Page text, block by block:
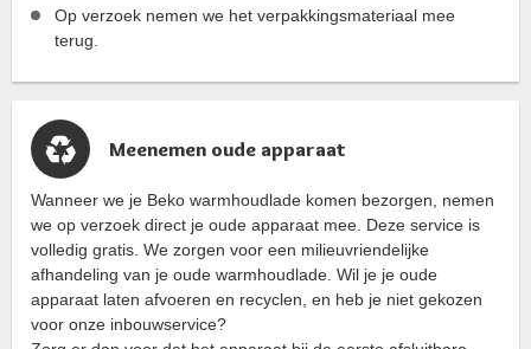
Op verzoek nemen we het verpakkingsmateriaal mee
terug.
Meenemen oude apparaat
Wanneer we je Beko warmhoudlade komen bezorgen, nemen
we op verzoek direct je oude apparaat mee. Deze service is
volledig gratis. We zorgen voor een milieuvriendelijke
afhandeling van je oude warmhoudlade. Wil je je oude
apparaat laten afvoeren en recyclen, en heb je niet gekozen
voor onze inbouwservice?